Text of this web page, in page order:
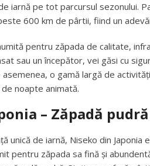
iarnă pe tot parcursul sezonului.
600 km de pârtii, fiind un
pentru zăpada de calitate,
sau un începător, vei găsi cu
o gamă largă de
noapte animată.
– Zăpadă
unică de iarnă, Niseko din
pentru zăpada sa fină și